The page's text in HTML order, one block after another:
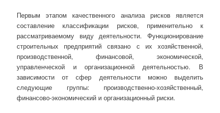
Первым этапом качественного анализа рисков является
составление классификации рисков, применительно к
рассматриваемому виду деятельности. Функционирование
строительных предприятий связано с их хозяйственной,
производственной, финансовой, экономической,
управленческой и организационной деятельностью. В
зависимости от сфер деятельности можно выделить
следующие группы: производственно-хозяйственный,
финансово-экономический и организационный риски.